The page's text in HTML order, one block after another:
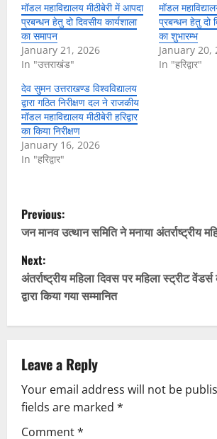
मॉडल महाविद्यालय मीठीबेरी में आपदा
प्रबन्धन हेतु दो दिवसीय कार्यशाला
का समापन
January 21, 2026
In "उत्तराखंड"
मॉडल
प्रबन्धन हेतु दो
का शुभारम्भ
January 20,
In "हरिद्वार"
देव सुमन उत्तराखण्ड विश्वविद्यालय
द्वारा गठित निरीक्षण दल ने राजकीय
मॉडल महाविद्यालय मीठीबेरी हरिद्वार
का किया निरीक्षण
January 16, 2026
In "हरिद्वार"
P
o
s
t
n
a
v
i
Previous:
जन मानव उत्थान समिति ने मनाया अंतर्राष्ट्रीय
Next:
अंतर्राष्ट्रीय महिला दिवस पर महिला स्ट्रीट
द्वारा किया गया सम्मानित
Leave a Reply
Your email address will not be
fields are marked *
Comment*